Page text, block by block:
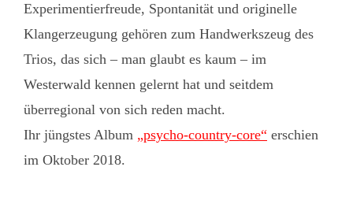
Experimentierfreude, Spontanität und originelle
Klangerzeugung gehören zum Handwerkszeug des
Trios, das sich – man glaubt es kaum – im
Westerwald kennen gelernt hat und seitdem
überregional von sich reden macht.
Ihr jüngstes Album „psycho-country-core“ erschien
im Oktober 2018.